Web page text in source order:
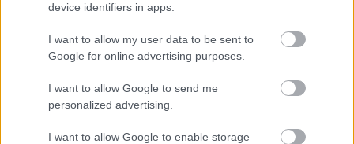
device identifiers in apps.
I want to allow my user data to be sent to
Google for online advertising purposes.
I want to allow Google to send me
personalized advertising.
I want to allow Google to enable storage